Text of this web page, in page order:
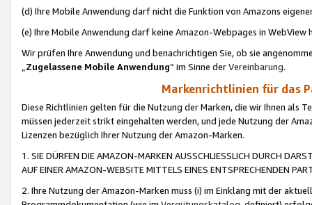
(d) Ihre Mobile Anwendung darf nicht die Funktion von Amazons
(e) Ihre Mobile Anwendung darf keine Amazon-Webpages in WebView
Wir prüfen Ihre Anwendung und benachrichtigen Sie, ob sie
„Zugelassene Mobile Anwendung“ im Sinne derVereinbarung.
Markenrichtlinien für das
Diese Richtlinien gelten für die Nutzung der Marken, die wir Ihnen als
müssen jederzeit strikt eingehalten werden, und jede Nutzung der
Lizenzen bezüglich Ihrer Nutzung der Amazon-Marken.
1. SIE DÜRFEN DIE AMAZON-MARKEN AUSSCHLIESSLICH DURCH
AUF EINER AMAZON-WEBSITE MITTELS EINES ENTSPRECHENDEN
2. Ihre Nutzung der Amazon-Marken muss (i) im Einklang mit der